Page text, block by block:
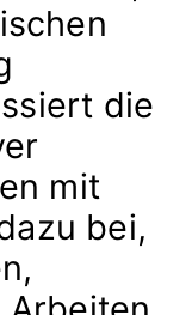
die
mit
bei,